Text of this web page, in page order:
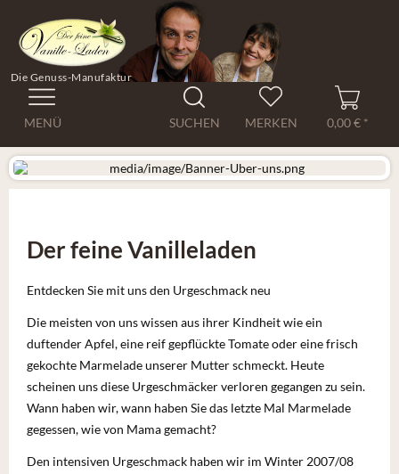
Die Genuss-Manufaktur
MENÜ SUCHEN MERKEN 0,00 € *
Der feine Vanilleladen
Entdecken Sie mit uns den Urgeschmack neu
Die meisten von uns wissen aus ihrer Kindheit wie ein
duftender Apfel, eine reif gepflückte Tomate oder eine frisch
gekochte Marmelade unserer Mutter schmeckt. Heute
scheinen uns diese Urgeschmäcker verloren gegangen zu sein.
Wann haben wir, wann haben Sie das letzte Mal Marmelade
gegessen, wie von Mama gemacht?
Den intensiven Urgeschmack haben wir im Winter 2007/08